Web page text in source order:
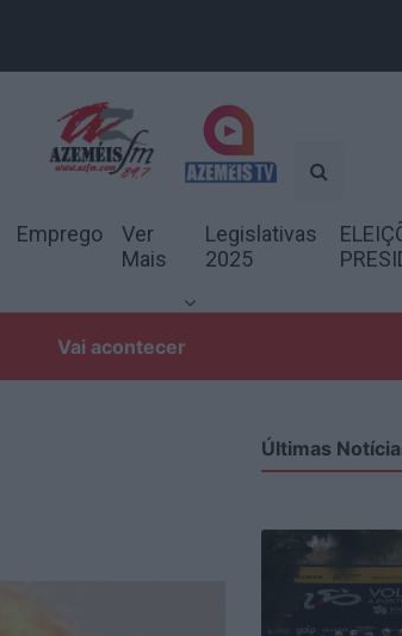
Emprego
Ver
Mais
Legislativas
2025
Vai acontecer
Últimas